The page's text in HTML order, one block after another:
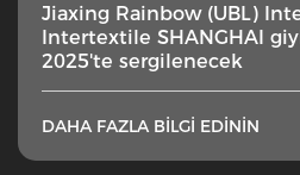
Jiaxing Rainbow (UBL)
Intertextile SHANGHAI
2025'te sergilenecek
DAHA FAZLA BILGI EDININ